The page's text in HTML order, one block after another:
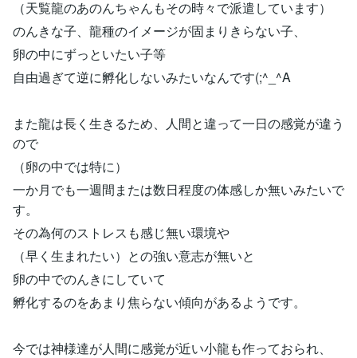
（天覧龍のあのんちゃんもその時々で派遣しています）
のんきな子、龍種のイメージが固まりきらない子、
卵の中にずっといたい子等
自由過ぎて逆に孵化しないみたいなんです(;^_^A
また龍は長く生きるため、人間と違って一日の感覚が違う
ので
（卵の中では特に）
一か月でも一週間または数日程度の体感しか無いみたいで
す。
その為何のストレスも感じ無い環境や
（早く生まれたい）との強い意志が無いと
卵の中でのんきにしていて
孵化するのをあまり焦らない傾向があるようです。
今では神様達が人間に感覚が近い小龍も作っておられ、